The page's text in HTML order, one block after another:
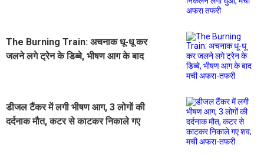
The Burning Train: अचनाक धू-धू कर
जलने लगे ट्रेन के डिब्बे, भीषण आग के बाद
डीजल टैंकर में लगी भीषण आग, 3 लोगों की
दर्दनाक मौत, कटर से काटकर निकाले गए